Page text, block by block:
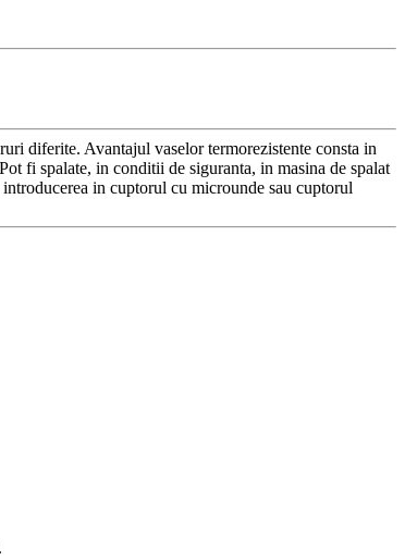
diferite. Avantajul vaselor termorezistente consta in
fi spalate, in conditii de siguranta, in masina de spalat
in cuptorul cu microunde sau cuptorul